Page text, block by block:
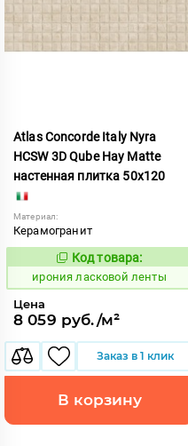
Atlas Concorde Italy Nyra
HCSW 3D Qube Hay Matte
настенная плитка 50x120
Материал:
Керамогранит
1099043
Код товара:
ирония ласковой ленты
Цена
8 059 руб./м²
Заказ в 1 клик
В корзину